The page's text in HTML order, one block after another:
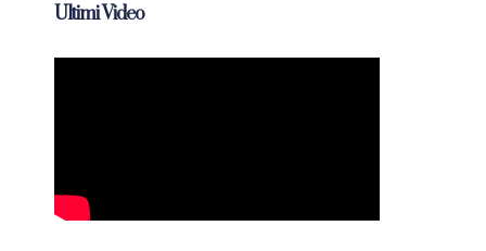
Ultimi Video